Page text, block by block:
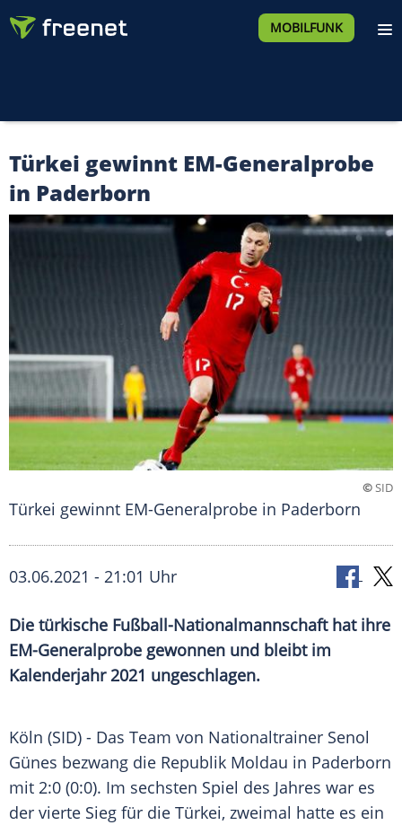
MOBILFUNK
Türkei gewinnt EM-Generalprobe
in Paderborn
©SID
Türkei gewinnt EM-Generalprobe in Paderborn
03.06.2021 - 21:01 Uhr
Die türkische Fußball-Nationalmannschafthat ihre
EM-Generalprobe gewonnen und bleibt im
Kalenderjahr2021 ungeschlagen.
Köln (SID) - Das Team von Nationaltrainer Senol
Günes bezwang die Republik Moldau in Paderborn
mit 2:0 (0:0). Im sechsten Spiel des Jahres war es
der vierte Sieg für die Türkei, zweimal hatte es ein